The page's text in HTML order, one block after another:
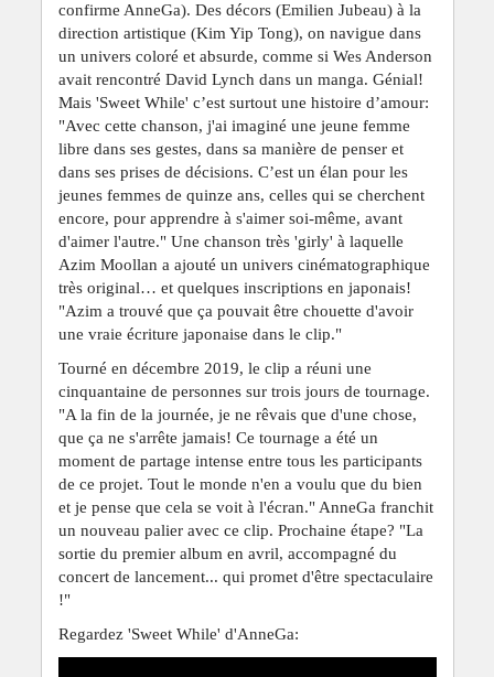
confirme AnneGa). Des décors (Emilien Jubeau) à la
direction artistique (Kim Yip Tong), on navigue dans
un univers coloré et absurde, comme si Wes Anderson
avait rencontré David Lynch dans un manga. Génial!
Mais 'Sweet While' c’est surtout une histoire d’amour:
"Avec cette chanson, j'ai imaginé une jeune femme
libre dans ses gestes, dans sa manière de penser et
dans ses prises de décisions. C’est un élan pour les
jeunes femmes de quinze ans, celles qui se cherchent
encore, pour apprendre à s'aimer soi-même, avant
d'aimer l'autre." Une chanson très 'girly' à laquelle
Azim Moollan a ajouté un univers cinématographique
très original… et quelques inscriptions en japonais!
"Azim a trouvé que ça pouvait être chouette d'avoir
une vraie écriture japonaise dans le clip."
Tourné en décembre 2019, le clip a réuni une
cinquantaine de personnes sur trois jours de tournage.
"A la fin de la journée, je ne rêvais que d'une chose,
que ça ne s'arrête jamais! Ce tournage a été un
moment de partage intense entre tous les participants
de ce projet. Tout le monde n'en a voulu que du bien
et je pense que cela se voit à l'écran." AnneGa franchit
un nouveau palier avec ce clip. Prochaine étape? "La
sortie du premier album en avril, accompagné du
concert de lancement... qui promet d'être spectaculaire
!"
Regardez 'Sweet While' d'AnneGa: